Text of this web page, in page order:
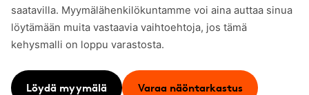
saatavilla. Myymälähenkilökuntamme voi aina auttaa sinua
löytämään muita vastaavia vaihtoehtoja, jos tämä
kehysmalli on loppu varastosta.
Löydä myymälä Varaa näöntarkastus